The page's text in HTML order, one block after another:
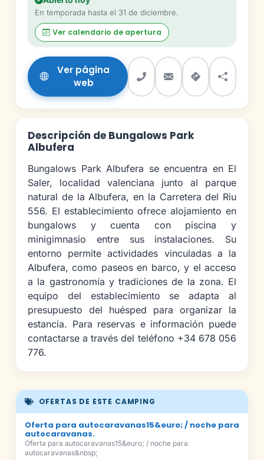
En temporada hasta el 31 de diciembre.
Ver calendario de apertura
Ver página
web
Descripción de Bungalows Park
Albufera
Bungalows Park Albufera se encuentra en El
Saler, localidad valenciana junto al parque
natural de la Albufera, en la Carretera del Riu
556. El establecimiento ofrece alojamiento en
bungalows y cuenta con piscina y
minigimnasio entre sus instalaciones. Su
entorno permite actividades vinculadas a la
Albufera, como paseos en barco, y el acceso
a la gastronomía y tradiciones de la zona. El
equipo del establecimiento se adapta al
presupuesto del huésped para organizar la
estancia. Para reservas e información puede
contactarse a través del teléfono +34 678 056
776.
OFERTAS DE ESTE CAMPING
Oferta para autocaravanas15&euro; / noche para
autocaravanas.
Oferta para autocaravanas15&euro; / noche para
autocaravanas&nbsp;